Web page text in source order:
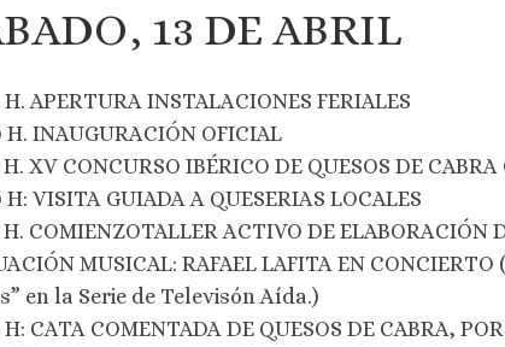
13 DE ABRIL
H. APERTURA INSTALACIONES FERIALES
H. INAUGURACIÓN OFICIAL
XV CONCURSO IBÉRICO DE QUESOS DE
H: VISITA GUIADA A QUESERIAS LOCALES
H. COMIENZOTALLER ACTIVO DE ELABORACIÓN
MUSICAL: RAFAEL LAFITA EN
en la Serie de Televisón Aída.)
H: CATA COMENTADA DE QUESOS DE CABRA,